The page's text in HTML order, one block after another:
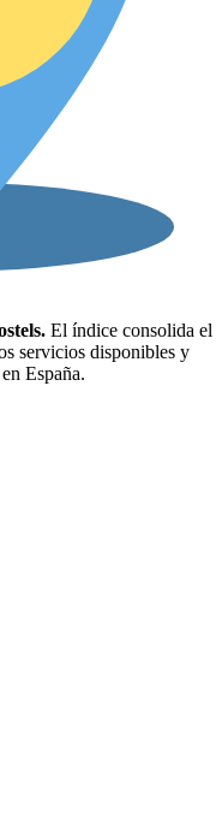
El índice consolida el
servicios disponibles y
España.